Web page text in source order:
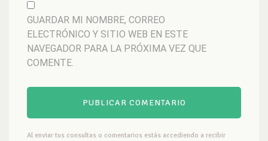
GUARDAR MI NOMBRE, CORREO
ELECTRÓNICO Y SITIO WEB EN ESTE
NAVEGADOR PARA LA PRÓXIMA VEZ QUE
COMENTE.
Al enviar tus consultas o comentarios estás accediendo a recibir